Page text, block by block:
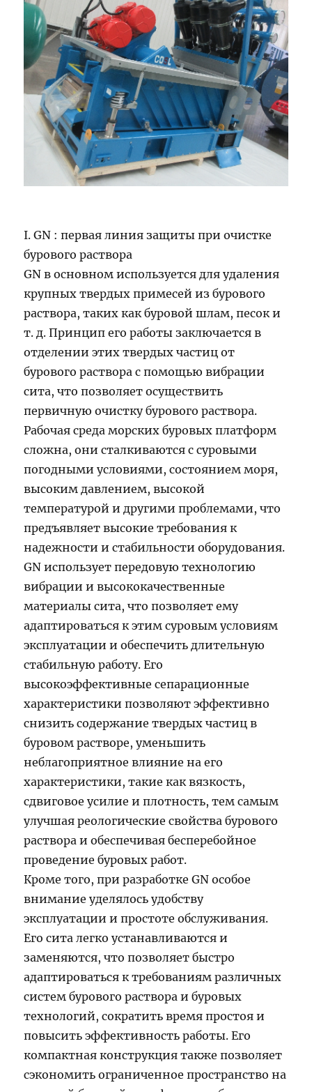
I. GN : первая линия защиты при очистке
бурового раствора
GN в основном используется для удаления
крупных твердых примесей из бурового
раствора, таких как буровой шлам, песок и
т. д. Принцип его работы заключается в
отделении этих твердых частиц от
бурового раствора с помощью вибрации
сита, что позволяет осуществить
первичную очистку бурового раствора.
Рабочая среда морских буровых платформ
сложна, они сталкиваются с суровыми
погодными условиями, состоянием моря,
высоким давлением, высокой
температурой и другими проблемами, что
предъявляет высокие требования к
надежности и стабильности оборудования.
GN использует передовую технологию
вибрации и высококачественные
материалы сита, что позволяет ему
адаптироваться к этим суровым условиям
эксплуатации и обеспечить длительную
стабильную работу. Его
высокоэффективные сепарационные
характеристики позволяют эффективно
снизить содержание твердых частиц в
буровом растворе, уменьшить
неблагоприятное влияние на его
характеристики, такие как вязкость,
сдвиговое усилие и плотность, тем самым
улучшая реологические свойства бурового
раствора и обеспечивая бесперебойное
проведение буровых работ.
Кроме того, при разработке GN особое
внимание уделялось удобству
эксплуатации и простоте обслуживания.
Его сита легко устанавливаются и
заменяются, что позволяет быстро
адаптироваться к требованиям различных
систем бурового раствора и буровых
технологий, сократить время простоя и
повысить эффективность работы. Его
компактная конструкция также позволяет
сэкономить ограниченное пространство на